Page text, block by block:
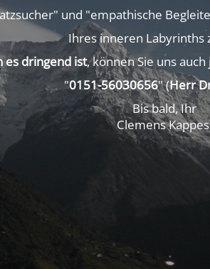
und "empathische
Ihres inneren Labyrinths
es dringend ist, können Sie uns
"0151-56030656" (Herr
Bis bald, Ihr
Clemens